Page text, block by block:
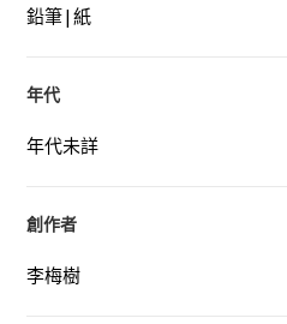
鉛筆|紙
年代
年代未詳
創作者
李梅樹